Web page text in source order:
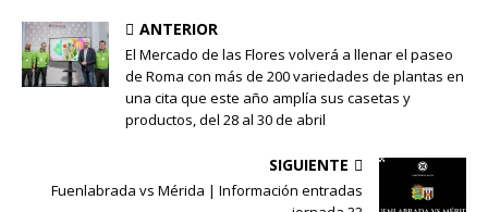
ANTERIOR
El Mercado de las Flores volverá a llenar el paseo
de Roma con más de 200 variedades de plantas en
una cita que este año amplía sus casetas y
productos, del 28 al 30 de abril
SIGUIENTE
Fuenlabrada vs Mérida | Información entradas